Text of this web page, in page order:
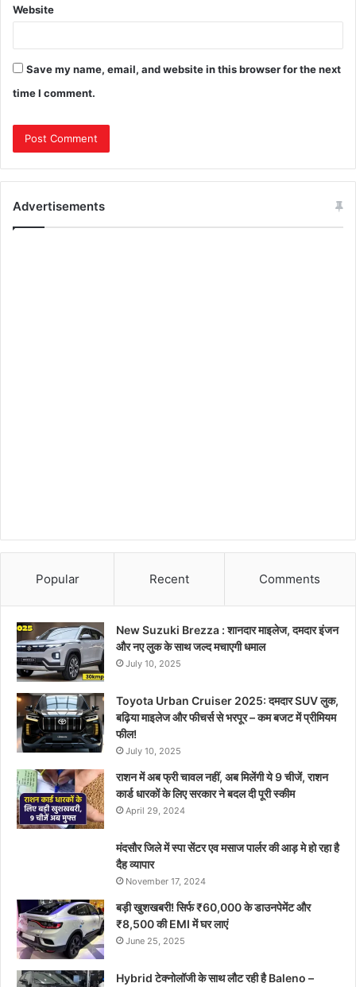
Website
Save my name, email, and website in this browser for the next
time I comment.
Advertisements
Popular Recent Comments
New Suzuki Brezza : शानदार माइलेज, दमदार इंजन
और नए लुक के साथ जल्द मचाएगी धमाल
July 10, 2025
Toyota Urban Cruiser 2025: दमदार SUV लुक,
बढ़िया माइलेज और फीचर्स से भरपूर – कम बजट में प्रीमियम
फील!
July 10, 2025
राशन में अब फ्री चावल नहीं, अब मिलेंगी ये 9 चीजें, राशन
कार्ड धारकों के लिए सरकार ने बदल दी पूरी स्कीम
April 29, 2024
मंदसौर जिले में स्पा सेंटर एव मसाज पार्लर की आड़ मे हो रहा है
दैह व्यापार
November 17, 2024
बड़ी खुशखबरी! सिर्फ ₹60,000 के डाउनपेमेंट और
₹8,500 की EMI में घर लाएं
June 25, 2025
Hybrid टेक्नोलॉजी के साथ लौट रही है Baleno –